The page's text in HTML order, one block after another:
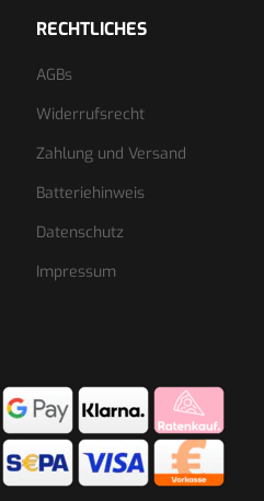
RECHTLICHES
AGBs
Widerrufsrecht
Zahlung und Versand
Batteriehinweis
Datenschutz
Impressum